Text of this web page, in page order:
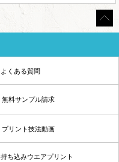
よくある質問
無料サンプル請求
プリント技法動画
持ち込みウエアプリント